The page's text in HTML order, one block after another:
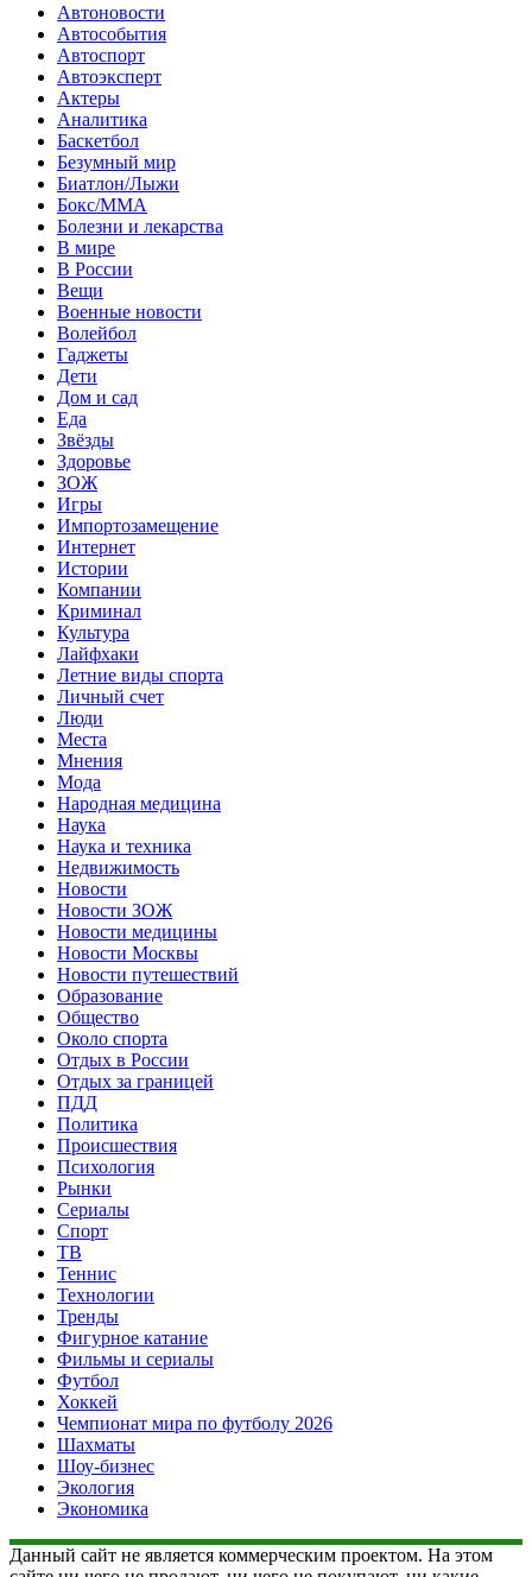
Автоновости
Автособытия
Автоспорт
Автоэксперт
Актеры
Аналитика
Баскетбол
Безумный мир
Биатлон/Лыжи
Бокс/MMA
Болезни и лекарства
В мире
В России
Вещи
Военные новости
Волейбол
Гаджеты
Дети
Дом и сад
Еда
Звёзды
Здоровье
ЗОЖ
Игры
Импортозамещение
Интернет
Истории
Компании
Криминал
Культура
Лайфхаки
Летние виды спорта
Личный счет
Люди
Места
Мнения
Мода
Народная медицина
Наука
Наука и техника
Недвижимость
Новости
Новости ЗОЖ
Новости медицины
Новости Москвы
Новости путешествий
Образование
Общество
Около спорта
Отдых в России
Отдых за границей
ПДД
Политика
Происшествия
Психология
Рынки
Сериалы
Спорт
ТВ
Теннис
Технологии
Тренды
Фигурное катание
Фильмы и сериалы
Футбол
Хоккей
Чемпионат мира по футболу 2026
Шахматы
Шоу-бизнес
Экология
Экономика
Данный сайт не является коммерческим проектом. На этом